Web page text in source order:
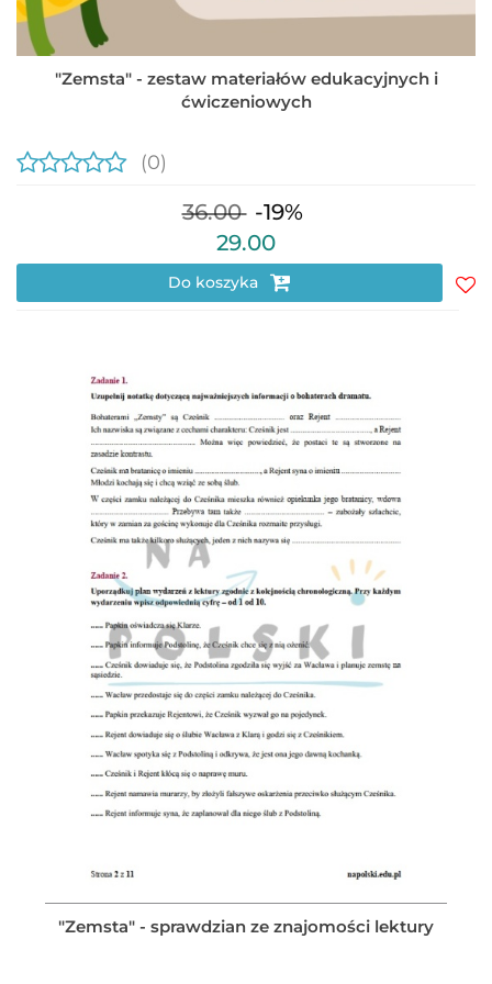
"Zemsta" - zestaw materiałów edukacyjnych i
ćwiczeniowych
(0)
36.00 -19%
29.00
Do koszyka
"Zemsta" - sprawdzian ze znajomości lektury